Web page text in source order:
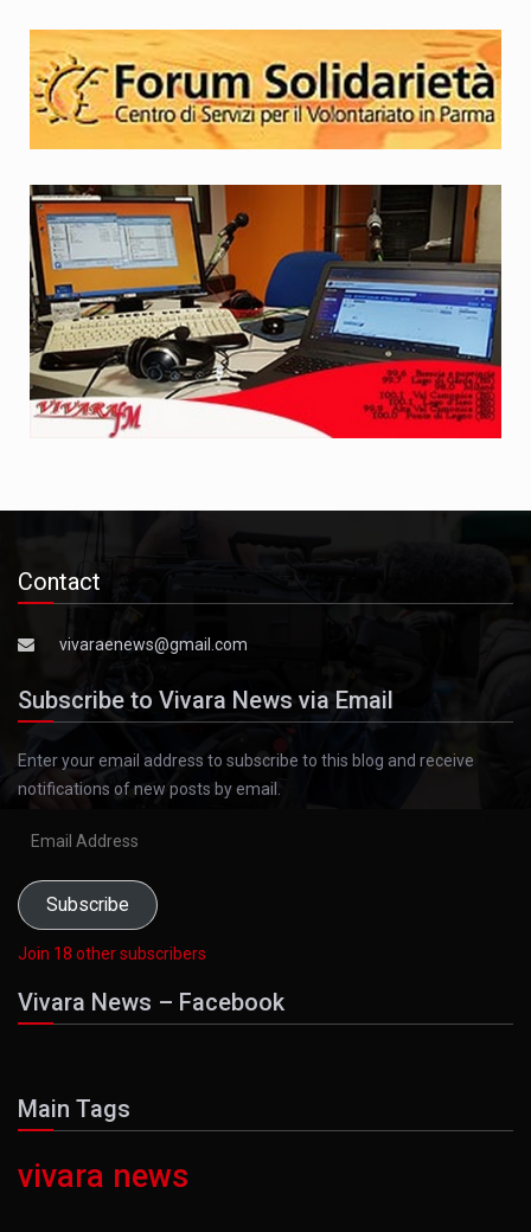
Contact
vivaraenews@gmail.com
Subscribe to Vivara News via Email
Enter your email address to subscribe to this blog and receive
notifications of new posts by email.
Subscribe
Join 18 other subscribers
Vivara News – Facebook
Main Tags
vivara news